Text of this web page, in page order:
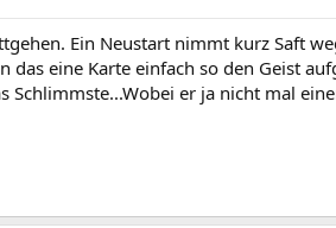
Ein Neustart nimmt kurz Saft
das eine Karte einfach so den Geist
Schlimmste...Wobei er ja nicht mal